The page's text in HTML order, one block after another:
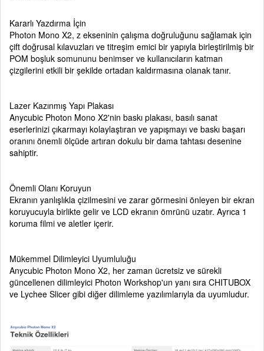
Kararlı Yazdırma İçin
Photon Mono X2, z ekseninin çalışma doğruluğunu sağlamak için
çift doğrusal kılavuzları ve titreşim emici bir yapıyla birleştirilmiş bir
POM boşluk somununu benimser ve kullanıcıların katman
çizgilerini etkili bir şekilde ortadan kaldırmasına olanak tanır.
Lazer Kazınmış Yapı Plakası
Anycubic Photon Mono X2'nin baskı plakası, basılı sanat
eserlerinizi çıkarmayı kolaylaştıran ve yapışmayı ve baskı başarı
oranını önemli ölçüde artıran dokulu bir dama tahtası desenine
sahiptir.
Önemli Olanı Koruyun
Ekranın yanlışlıkla çizilmesini ve zarar görmesini önleyen bir ekran
koruyucuyla birlikte gelir ve LCD ekranın ömrünü uzatır. Ayrıca 1
koruma filmi ve aletler içerir.
Mükemmel Dilimleyici Uyumluluğu
Anycubic Photon Mono X2, her zaman ücretsiz ve sürekli
güncellenen dilimleyici Photon Workshop'un yanı sıra CHITUBOX
ve Lychee Slicer gibi diğer dilimleme yazılımlarıyla da uyumludur.